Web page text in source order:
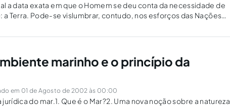
a data exata em que o Homem se deu conta da necessidade de
Terra. Pode-se vislumbrar, contudo, nos esforços das Nações
marinho e o princípio da
em 01 de Agosto de 2002 às 00:00
do mar.1. Que é o Mar?2. Uma nova noção sobre a natureza